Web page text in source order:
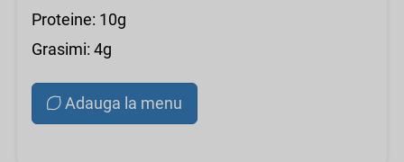
Proteine: 10g
Grasimi: 4g
Adauga la menu